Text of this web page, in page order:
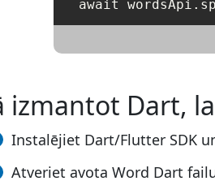
izmantot Dart,
Instalējiet Dart/Flutter SDK
Atveriet avota Word Dart